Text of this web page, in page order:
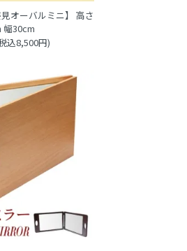
オーバルミニ】 高さ
幅30cm
込8,500円)